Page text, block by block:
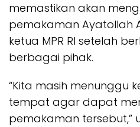
memastikan akan
pemakaman Ayatollah
ketua MPR RI setelah
berbagai pihak.
“Kita masih menunggu
tempat agar dapat
pemakaman tersebut,”